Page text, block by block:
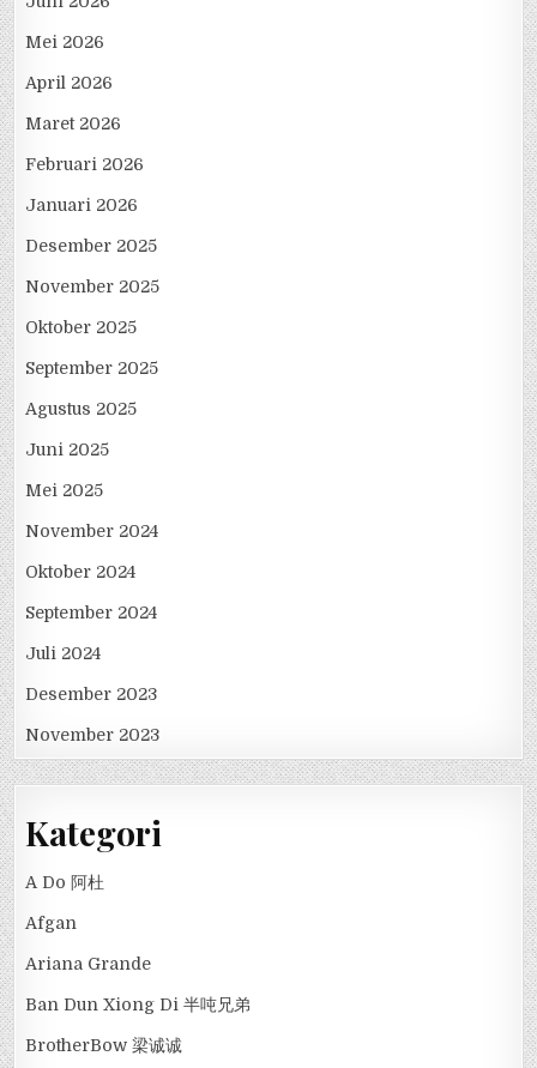
Mei 2026
April 2026
Maret 2026
Februari 2026
Januari 2026
Desember 2025
November 2025
Oktober 2025
September 2025
Agustus 2025
Juni 2025
Mei 2025
November 2024
Oktober 2024
September 2024
Juli 2024
Desember 2023
November 2023
Kategori
A Do 阿杜
Afgan
Ariana Grande
Ban Dun Xiong Di 半吨兄弟
BrotherBow 梁诚诚